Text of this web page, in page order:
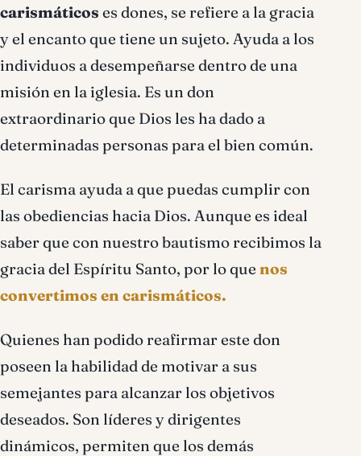
carismáticos es dones, se refiere a la gracia
y el encanto que tiene un sujeto. Ayuda a los
individuos a desempeñarse dentro de una
misión en la iglesia. Es un don
extraordinario que Dios les ha dado a
determinadas personas para el bien común.
El carisma ayuda a que puedas cumplir con
las obediencias hacia Dios. Aunque es ideal
saber que con nuestro bautismo recibimos la
gracia del Espíritu Santo, por lo que nos
convertimos en carismáticos.
Quienes han podido reafirmar este don
poseen la habilidad de motivar a sus
semejantes para alcanzar los objetivos
deseados. Son líderes y dirigentes
dinámicos, permiten que los demás